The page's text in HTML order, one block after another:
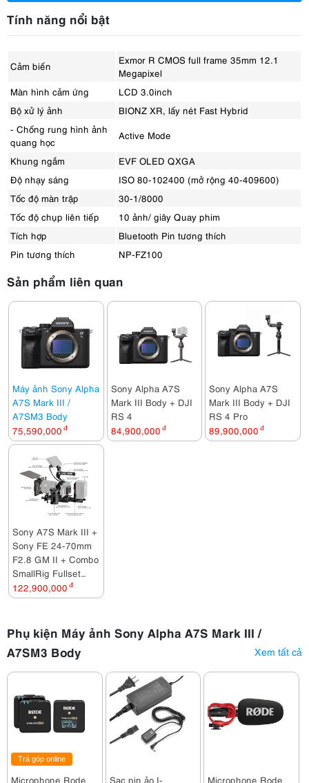
Tính năng nổi bật
Cảm biến
Exmor R CMOS full frame 35mm 12.1
Megapixel
Màn hình cảm ứng
LCD 3.0inch
Bộ xử lý ảnh
BIONZ XR, lấy nét Fast Hybrid
- Chống rung hình ảnh
quang học
Active Mode
Khung ngắm
EVF OLED QXGA
Độ nhạy sáng
ISO 80-102400 (mở rộng 40-409600)
Tốc độ màn trập
30-1/8000
Tốc độ chụp liên tiếp
10 ảnh/ giây Quay phim
Tích hợp
Bluetooth Pin tương thích
Pin tương thích
NP-FZ100
Sản phẩm liên quan
Máy ảnh Sony Alpha
A7S Mark III /
A7SM3 Body
75,590,000 đ
Sony Alpha A7S
Mark III Body + DJI
RS 4
84,900,000 đ
Sony Alpha A7S
Mark III Body + DJI
RS 4 Pro
89,900,000 đ
Sony A7S Mark III +
Sony FE 24-70mm
F2.8 GM II + Combo
SmallRig Fullset
quay phim
122,900,000 đ
Phụ kiện Máy ảnh Sony Alpha A7S Mark III /
A7SM3 Body
Xem tất cả
Trả góp online
Microphone Rode Sạc pin ảo I- Microphone Rode